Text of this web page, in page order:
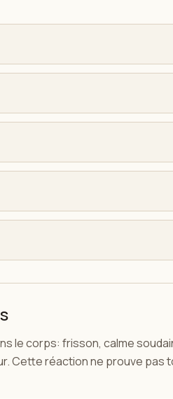
le corps: frisson, calme
Cette réaction ne prouve pas